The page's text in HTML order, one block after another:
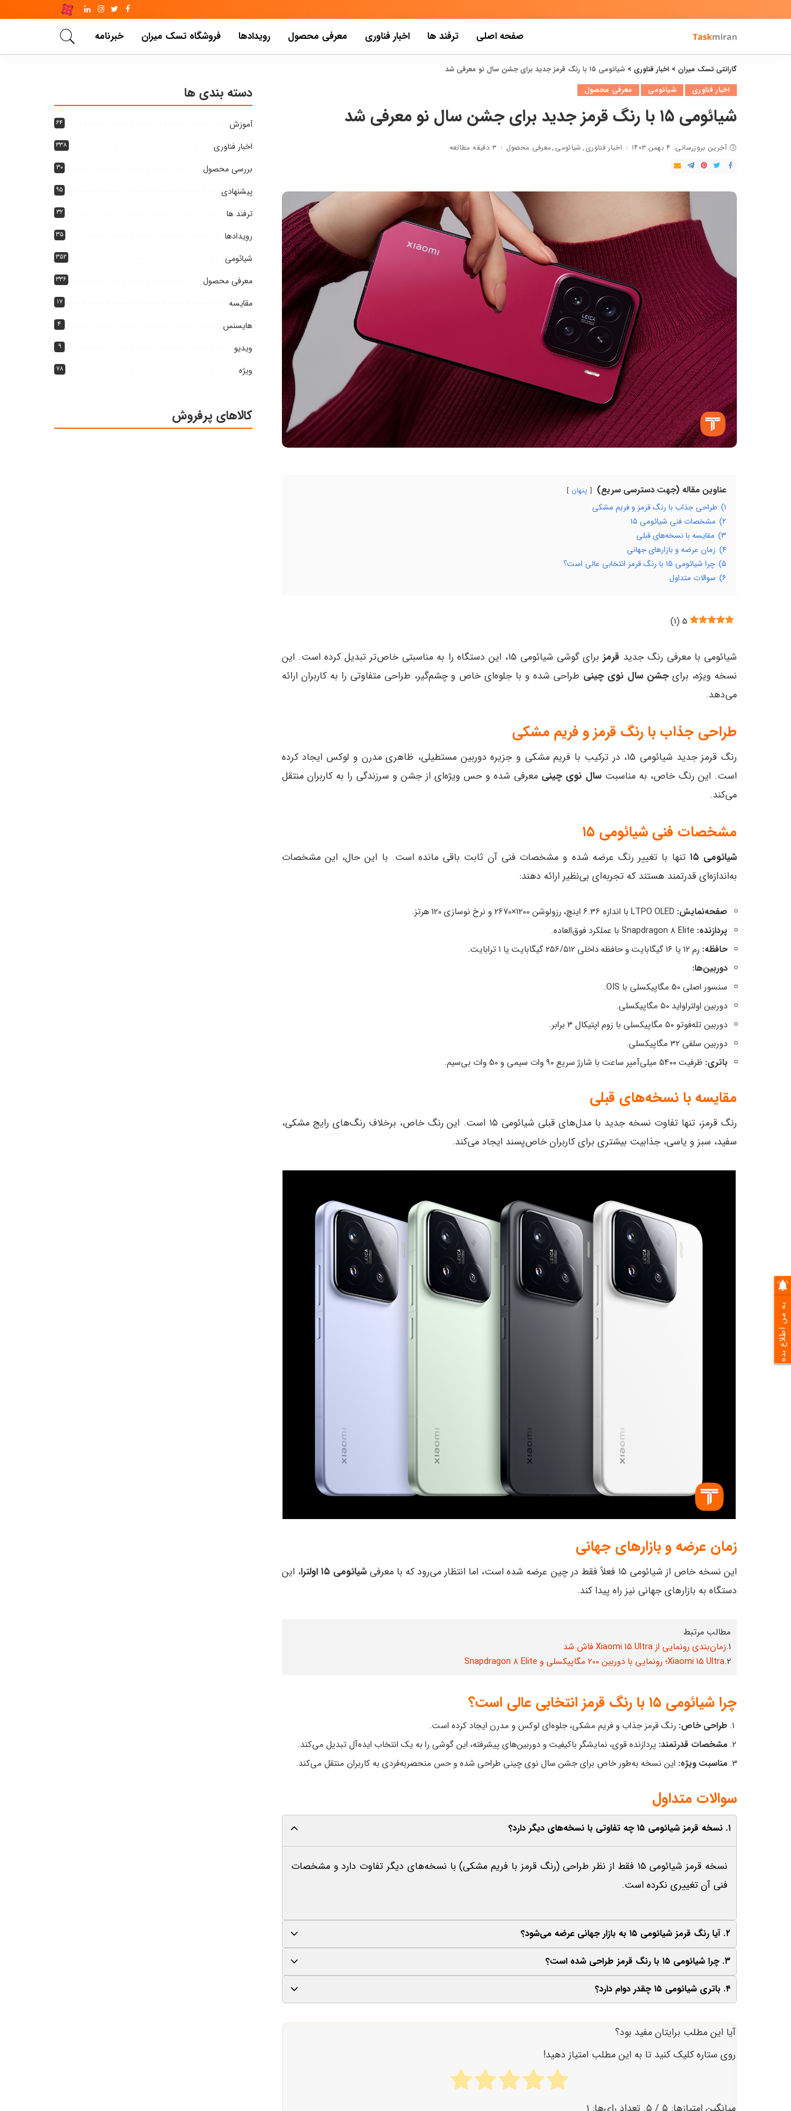
صفحه اصلی ترفند ها اخبار فناوری معرفی محصول رویدادها فروشگاه تسک میران خبرنامه
گارانتی تسک میران > اخبار فناوری > شیائومی ۱۵ با رنگ قرمز جدید برای جشن سال نو معرفی شد
اخبار فناوری
شیائومی معرفی محصول
شیائومی ۱۵ با رنگ قرمز جدید برای جشن سال نو معرفی شد
آخرین بروزرسانی: ۴ بهمن ۱۴۰۳ اخبار فناوری شیائومی معرفی محصول ۳ دقیقه مطالعه
عناوین مقاله (جهت دسترسی سریع) پنهان
۱) طراحی جذاب با رنگ قرمز و فریم مشکی
۲) مشخصات فنی شیائومی ۱۵
۳) مقایسه با نسخه‌های قبلی
۴) زمان عرضه و بازارهای جهانی
۵) چرا شیائومی ۱۵ با رنگ قرمز انتخابی عالی است؟
۶) سوالات متداول
۵ (۱)
شیائومی با معرفی رنگ جدید قرمز
برای گوشی شیائومی ۱۵، این دستگاه را به مناسبتی خاص‌تر تبدیل کرده است. این
نسخه ویژه، برای جشن سال نوی چینی طراحی شده و با جلوه‌ای خاص و چشم‌گیر، طراحی متفاوتی را به کاربران ارائه
می‌دهد.
طراحی جذاب با رنگ قرمز و فریم مشکی
رنگ قرمز جدید شیائومی ۱۵، در ترکیب با فریم مشکی و جزیره دوربین مستطیلی، ظاهری مدرن و لوکس ایجاد کرده
است. این رنگ خاص، به مناسبتسال نوی چینی معرفی شده و حس ویژه‌ای از جشن و سرزندگی را به کاربران منتقل
می‌کند.
مشخصات فنی شیائومی ۱۵
شیائومی ۱۵
تنها با تغییر رنگ عرضه شده و مشخصات فنی آن ثابت باقی مانده است. با این حال، این مشخصات
به‌اندازه‌ای قدرتمند هستند که تجربه‌ای بی‌نظیر ارائه دهند:
صفحه‌نمایش:
پردازنده:
حافظه: رم ۱۲ یا ۱۶ گیگابایت و حافظه داخلی ۲۵۶/۵۱۲ گیگابایت یا ۱ ترابایت.
دوربین‌ها:
سنسور اصلی 50 مگاپیکسلی با OIS.
دوربین اولتراواید ۵۰ مگاپیکسلی.
دوربین تله‌فوتو ۵۰ مگاپیکسلی با زوم اپتیکال ۳ برابر.
دوربین سلفی ۳۲ مگاپیکسلی.
باتری: ظرفیت ۵۴۰۰ میلی‌آمپر ساعت با شارژ سریع ۹۰ وات سیمی و ۵۰ وات بی‌سیم.
مقایسه با نسخه‌های قبلی
رنگ قرمز، تنها تفاوت نسخه جدید با مدل‌های قبلی شیائومی ۱۵ است. این رنگ خاص، برخلاف رنگ‌های رایج مشکی،
سفید، سبز و یاسی، جذابیت بیشتری برای کاربران خاص‌پسند ایجاد می‌کند.
زمان عرضه و بازارهای جهانی
این نسخه خاص از شیائومی ۱۵ فعلاً فقط در چین عرضه شده است، اما انتظار می‌رود که با معرفی شیائومی ۱۵ اولترا
، این
دستگاه به بازارهای جهانی نیز راه پیدا کند.
مطالب مرتبط
۱. زمان‌بندی رونمایی از Xiaomi 15 Ultra فاش شد
۲.Xiaomi 15 Ultra؛ رونمایی با دوربین 200 مگاپیکسلی و Snapdragon 8 Elite
چرا شیائومی ۱۵ با رنگ قرمز انتخابی عالی است؟
طراحی خاص: رنگ قرمز جذاب و فریم مشکی، جلوه‌ای لوکس و مدرن ایجاد کرده است.
مشخصات قدرتمند: پردازنده قوی، نمایشگر باکیفیت و دوربین‌های پیشرفته، این گوشی را به یک انتخاب ایده‌آل تبدیل می‌کند.
مناسبت ویژه: این نسخه به‌طور خاص برای جشن سال نوی چینی طراحی شده و حس منحصر‌به‌فردی به کاربران منتقل می‌کند.
سوالات متداول
۱. نسخه قرمز شیائومی ۱۵ چه تفاوتی با نسخه‌های دیگر دارد؟
نسخه قرمز شیائومی ۱۵ فقط از نظر طراحی (رنگ قرمز با فریم مشکی) با نسخه‌های دیگر تفاوت دارد و مشخصات
فنی آن تغییری نکرده است.
۲. آیا رنگ قرمز شیائومی ۱۵ به بازار جهانی عرضه می‌شود؟
فعلاً این نسخه فقط در چین عرضه شده، اما احتمالاً با معرفی شیائومی ۱۵ اولترا، به بازارهای جهانی نیز وارد خواهد
شد.
۳. چرا شیائومی ۱۵ با رنگ قرمز طراحی شده است؟
این رنگ برای جشن سال نوی چینی طراحی شده است، که در فرهنگ چین رنگ قرمز نماد شادی و موفقیت است.
۴. باتری شیائومی ۱۵ چقدر دوام دارد؟
باتری ۵۴۰۰ میلی‌آمپری این دستگاه می‌تواند به راحتی یک روز کامل استفاده سنگین را پشتیبانی کند و با شارژ سریع
آیا این مطلب برایتان مفید بود؟
روی ستاره کلیک کنید تا به این مطلب امتیاز دهید!
دسته بندی ها
آموزش ۶۴
اخبار فناوری ۳۳۸
بررسی محصول ۳۰
پیشنهادی ۹۵
ترفند ها ۳۲
رویدادها ۳۵
شیائومی ۳۵۲
معرفی محصول ۳۳۶
مقایسه ۱۷
هایسنس ۴
ویدیو ۹
ویژه ۷۸
کالاهای پرفروش
به من اطلاع بده